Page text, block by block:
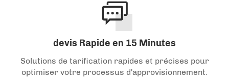
devis Rapide en 15 Minutes
Solutions de tarification rapides et précises pour
optimiser votre processus d'approvisionnement.